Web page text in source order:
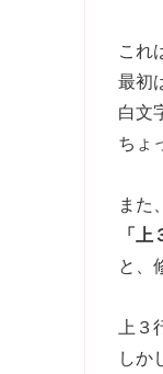
これ
最初
白文
ちょ
また
「
と、
上
しか